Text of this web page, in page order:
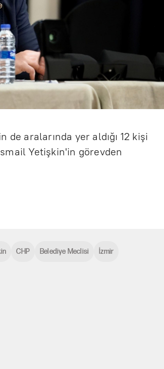
aralarında yer aldığı 12 kişi
Yetişkin'in görevden
CHP Belediye Meclisi İzmir